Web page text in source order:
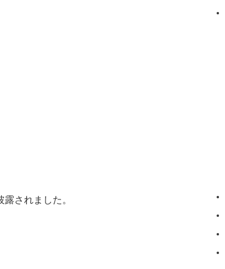
されました。